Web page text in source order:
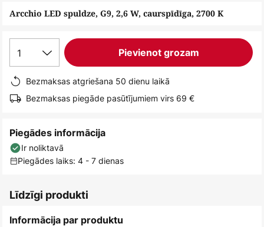
Arcchio LED spuldze, G9, 2,6 W, caurspīdīga, 2700 K
1 Pievienot grozam
Bezmaksas atgriešana 50 dienu laikā
Bezmaksas piegāde pasūtījumiem virs 69 €
Piegādes informācija
Ir noliktavā
Piegādes laiks: 4 - 7 dienas
Līdzīgi produkti
Informācija par produktu